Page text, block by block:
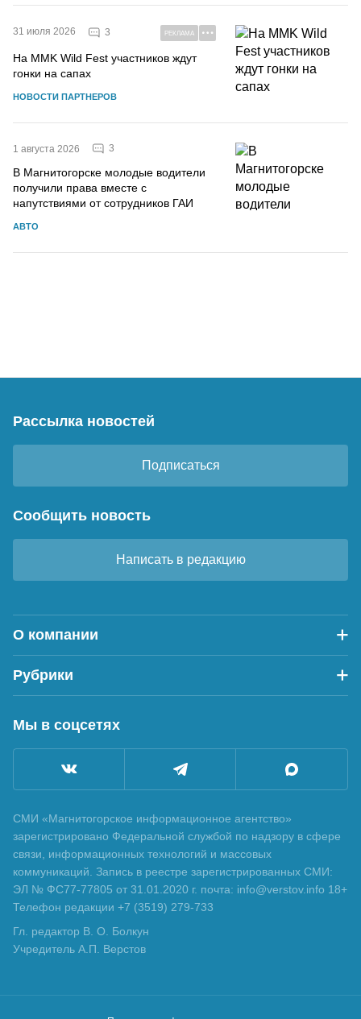
31 июля 2026 3 РЕКЛАМА
На MMK Wild Fest участников ждут
гонки на сапах
НОВОСТИ ПАРТНЕРОВ
1 августа 2026 3
В Магнитогорске молодые водители
получили права вместе с
напутствиями от сотрудников ГАИ
АВТО
Рассылка новостей
Подписаться
Сообщить новость
Написать в редакцию
О компании
Рубрики
Мы в соцсетях
СМИ «Магнитогорское информационное агентство»
зарегистрировано Федеральной службой по надзору в сфере
связи, информационных технологий и массовых
коммуникаций. Запись в реестре зарегистрированных СМИ:
ЭЛ № ФС77-77805 от 31.01.2020 г. почта: info@verstov.info 18+
Телефон редакции +7 (3519) 279-733
Гл. редактор В. О. Болкун
Учредитель А.П. Верстов